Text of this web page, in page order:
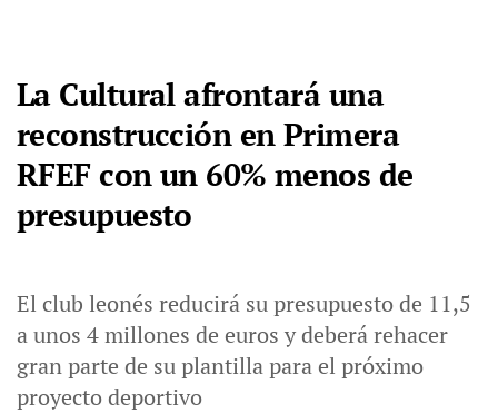
La Cultural afrontará una
reconstrucción en Primera
RFEF con un 60% menos de
presupuesto
El club leonés reducirá su presupuesto de 11,5
a unos 4 millones de euros y deberá rehacer
gran parte de su plantilla para el próximo
proyecto deportivo